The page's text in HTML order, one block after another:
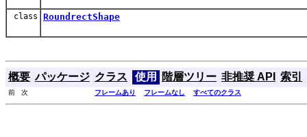
class RoundrectShape
概要 パッケージ クラス 使用 階層ツリー 非推奨 API 索引
前 次 フレームあり フレームなし すべてのクラス